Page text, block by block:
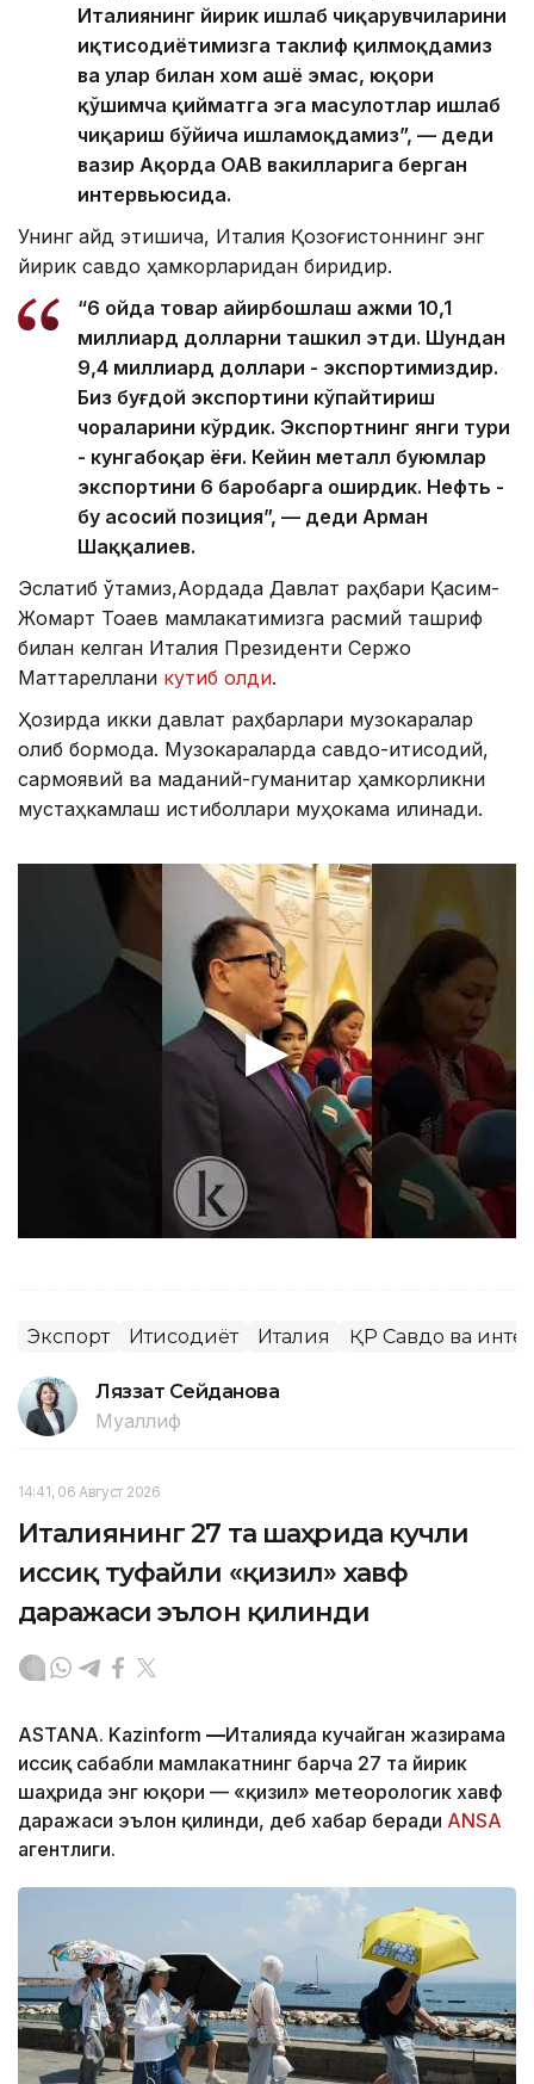
Италиянинг йирик ишлаб чиқарувчиларини
иқтисодиётимизга таклиф қилмоқдамиз
ва улар билан хом ашё эмас, юқори
қўшимча қийматга эга маҳсулотлар ишлаб
чиқариш бўйича ишламоқдамиз”, — деди
вазир Ақорда ОАВ вакилларига берган
интервьюсида.
Унинг қайд этишича, Италия Қозоғистоннинг энг
йирик савдо ҳамкорларидан биридир.
“6 ойда товар айирбошлаш ҳажми 10,1
миллиард долларни ташкил этди. Шундан
9,4 миллиард доллари - экспортимиздир.
Биз буғдой экспортини кўпайтириш
чораларини кўрдик. Экспортнинг янги тури
- кунгабоқар ёғи. Кейин металл буюмлар
экспортини 6 баробарга оширдик. Нефть -
бу асосий позиция”, — деди Арман
Шаққалиев.
Эслатиб ўтамиз,Ақордада Давлат раҳбари Қасим-
Жомарт Тоқаев мамлакатимизга расмий ташриф
билан келган Италия Президенти Сержо
Маттареллани кутиб олди.
Ҳозирда икки давлат раҳбарлари музокаралар
олиб бормоқда. Музокараларда савдо-иқтисодий,
сармоявий ва маданий-гуманитар ҳамкорликни
мустаҳкамлаш истиқболлари муҳокама қилинади.
Экспорт Иқтисодиёт Италия ҚР Савдо ва
Ляззат Сейданова
Муаллиф
14:41, 06 Август 2026
Италиянинг 27 та шаҳрида кучли
иссиқ туфайли «қизил» хавф
даражаси эълон қилинди
ASTANA. Kazinform —Италияда кучайган жазирама
иссиқ сабабли мамлакатнинг барча 27 та йирик
шаҳрида энг юқори — «қизил» метеорологик хавф
даражаси эълон қилинди, деб хабар беради ANSA
агентлиги.